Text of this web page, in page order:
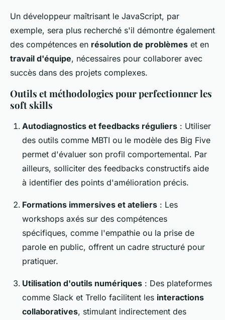
Un développeur maîtrisant le JavaScript, par
exemple, sera plus recherché s'il démontre également
des compétences en résolution de problèmes et en
travail d'équipe, nécessaires pour collaborer avec
succès dans des projets complexes.
Outils et méthodologies pour perfectionner les
soft skills
Autodiagnostics et feedbacks réguliers : Utiliser
des outils comme MBTI ou le modèle des Big Five
permet d'évaluer son profil comportemental. Par
ailleurs, solliciter des feedbacks constructifs aide
à identifier des points d'amélioration précis.
Formations immersives et ateliers : Les
workshops axés sur des compétences
spécifiques, comme l'empathie ou la prise de
parole en public, offrent un cadre structuré pour
pratiquer.
Utilisation d'outils numériques : Des plateformes
comme Slack et Trello facilitent les interactions
collaboratives, stimulant indirectement des